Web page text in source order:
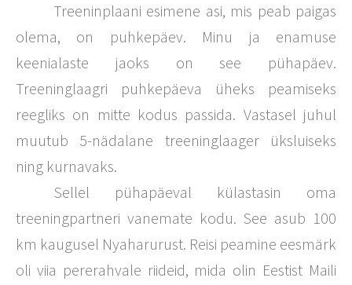
Treeninplaani esimene asi, mis peab paigas
olema, on puhkepäev. Minu ja enamuse
keenialaste jaoks on see pühapäev.
Treeninglaagri puhkepäeva üheks peamiseks
reegliks on mitte kodus passida. Vastasel juhul
muutub 5-nädalane treeninglaager üksluiseks
ning kurnavaks.
Sellel pühapäeval külastasin oma
treeningpartneri vanemate kodu. See asub 100
km kaugusel Nyaharurust. Reisi peamine eesmärk
oli viia pererahvale riideid, mida olin Eestist Maili